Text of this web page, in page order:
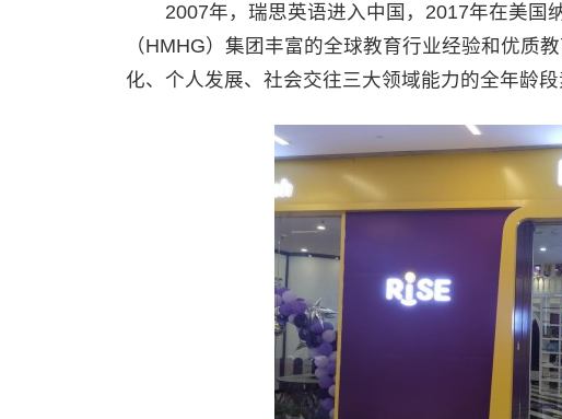
2007年，瑞思英语进入中国，2017年在美国纳
（HMHG）集团丰富的全球教育行业经验和优质
化、个人发展、社会交往三大领域能力的全年龄段